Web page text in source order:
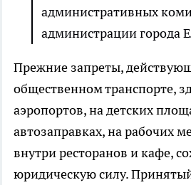
административных
администрации города
Прежние запреты,
общественном транспорте,
аэропортов, на детских
автозаправках, на рабочих
внутри ресторанов и кафе,
юридическую силу.